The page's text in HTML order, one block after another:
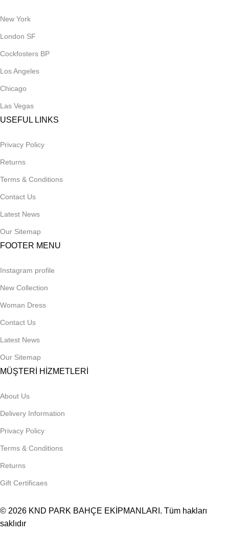
New York
London SF
Cockfosters BP
Los Angeles
Chicago
Las Vegas
USEFUL LINKS
Privacy Policy
Returns
Terms & Conditions
Contact Us
Latest News
Our Sitemap
FOOTER MENU
Instagram profile
New Collection
Woman Dress
Contact Us
Latest News
Our Sitemap
MÜŞTERİ HİZMETLERİ
About Us
Delivery Information
Privacy Policy
Terms & Conditions
Returns
Gift Certificaes
© 2026 KND PARK BAHÇE EKİPMANLARI . Tüm hakları
saklıdır